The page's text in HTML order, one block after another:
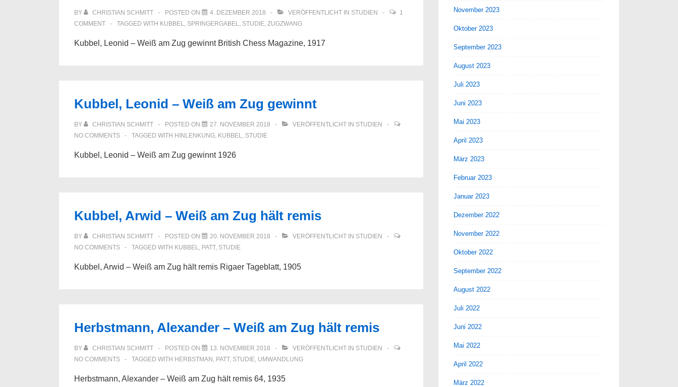
BY CHRISTIAN SCHMITT POSTED ON 4. DEZEMBER 2018 VERÖFFENTLICHT IN STUDIEN
1
COMMENT
TAGGED WITH KUBBEL, SPRINGERGABEL, STUDIE, ZUGZWANG
Kubbel, Leonid – Weiß am Zug gewinnt British Chess Magazine, 1917
Kubbel, Leonid – Weiß am Zug gewinnt
BY CHRISTIAN SCHMITT POSTED ON 27. NOVEMBER 2018 VERÖFFENTLICHT IN STUDIEN
NO COMMENTS
TAGGED WITH HINLENKUNG, KUBBEL, STUDIE
Kubbel, Leonid – Weiß am Zug gewinnt 1926
Kubbel, Arwid – Weiß am Zug hält remis
BY CHRISTIAN SCHMITT POSTED ON 20. NOVEMBER 2018 VERÖFFENTLICHT IN STUDIEN
NO COMMENTS
TAGGED WITH KUBBEL, PATT, STUDIE
Kubbel, Arwid – Weiß am Zug hält remis Rigaer Tageblatt, 1905
Herbstmann, Alexander – Weiß am Zug hält remis
BY CHRISTIAN SCHMITT POSTED ON 13. NOVEMBER 2018 VERÖFFENTLICHT IN STUDIEN
NO COMMENTS
TAGGED WITH HERBSTMAN , PATT, STUDIE, UMWANDLUNG
Herbstmann, Alexander – Weiß am Zug hält remis 64, 1935
November 2023
Oktober 2023
September 2023
August 2023
Juli 2023
Juni 2023
Mai 2023
April 2023
März 2023
Februar 2023
Januar 2023
Dezember 2022
November 2022
Oktober 2022
September 2022
August 2022
Juli 2022
Juni 2022
Mai 2022
April 2022
März 2022